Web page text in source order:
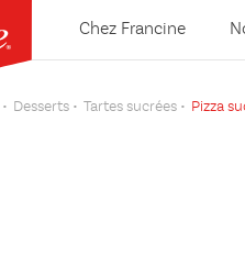
Chez Francine
Desserts Tartes sucrées Pizza